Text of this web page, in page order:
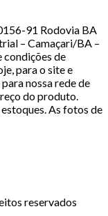
91 Rodovia BA
– Camaçari/BA –
condições de
para o site e
nossa rede de
do produto.
As fotos de
reservados